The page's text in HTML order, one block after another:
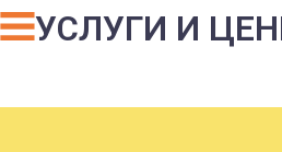
УСЛУГИ И